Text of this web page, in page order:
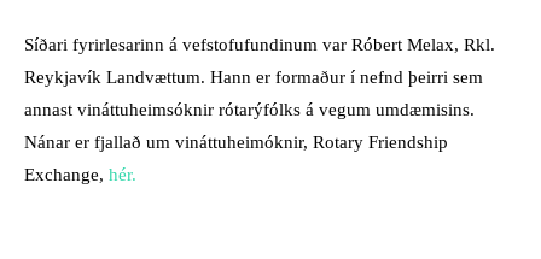
Síðari fyrirlesarinn á vefstofufundinum var Róbert Melax, Rkl.
Reykjavík Landvættum. Hann er formaður í nefnd þeirri sem
annast vináttuheimsóknir rótarýfólks á vegum umdæmisins.
Nánar er fjallað um vináttuheimóknir, Rotary Friendship
Exchange, hér.